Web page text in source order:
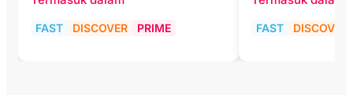
FAST DISCOVER PRIME FAST DISCOVER